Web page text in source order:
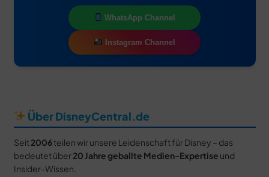
WhatsApp Channel
Instagram Channel
Über DisneyCentral.de
Seit 2006teilen wir unsere Leidenschaft für Disney – das
bedeutet über 20 Jahre geballte Medien-Expertise und
Insider-Wissen.